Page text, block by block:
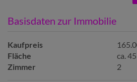
Basisdaten zur Immobilie
Kaufpreis
Fläche
ca.
Zimmer 2